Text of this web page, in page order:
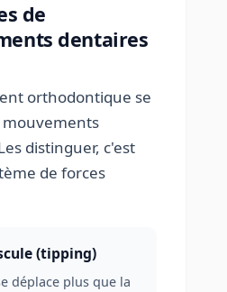
de
dentaires
orthodontique se
mouvements
distinguer, c'est
de forces
(tipping)
déplace plus que la